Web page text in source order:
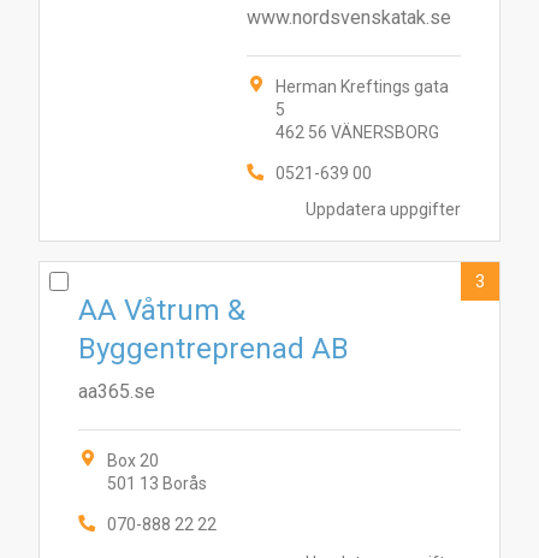
Uppdatera uppgifter
www.nordsvenskatak.se
Herman Kreftings gata
5
462 56 VÄNERSBORG
0521-639 00
AA Våtrum &
Byggentreprenad AB
aa365.se
Box 20
501 13 Borås
070-888 22 22
3